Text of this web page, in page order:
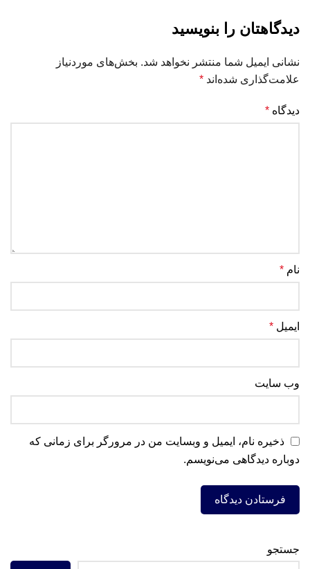
دیدگاهتان را بنویسید
نشانی ایمیل شما منتشر نخواهد شد. بخش‌های موردنیاز
علامت‌گذاری شده‌اند *
دیدگاه *
نام *
ایمیل *
وب‌ سایت
ذخیره نام، ایمیل و وبسایت من در مرورگر برای زمانی که
دوباره دیدگاهی می‌نویسم.
جستجو